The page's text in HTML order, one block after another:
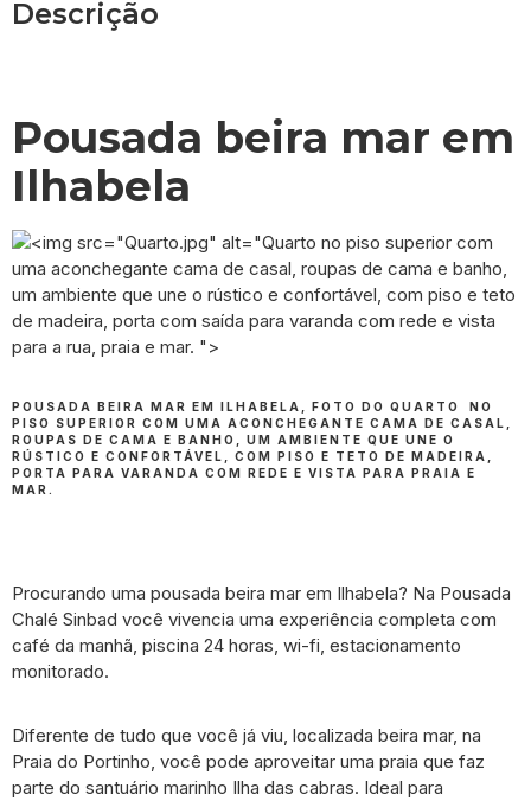
Descrição
Pousada beira mar em
Ilhabela
POUSADA BEIRA MAR EM ILHABELA, FOTO DO QUARTO NO
PISO SUPERIOR COM UMA ACONCHEGANTE CAMA DE CASAL,
ROUPAS DE CAMA E BANHO, UM AMBIENTE QUE UNE O
RÚSTICO E CONFORTÁVEL, COM PISO E TETO DE MADEIRA,
PORTA PARA VARANDA COM REDE E VISTA PARA PRAIA E
MAR.
Procurando uma pousada beira mar em Ilhabela? Na Pousada
Chalé Sinbad você vivencia uma experiência completa com
café da manhã, piscina 24 horas, wi-fi, estacionamento
monitorado.
Diferente de tudo que você já viu, localizada beira mar, na
Praia do Portinho, você pode aproveitar uma praia que faz
parte do santuário marinho Ilha das cabras. Ideal para